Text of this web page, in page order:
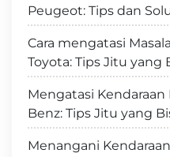
Peugeot: Tips dan
Cara mengatasi
Toyota: Tips Jitu yang
Mengatasi
Benz: Tips Jitu yang
Menangani